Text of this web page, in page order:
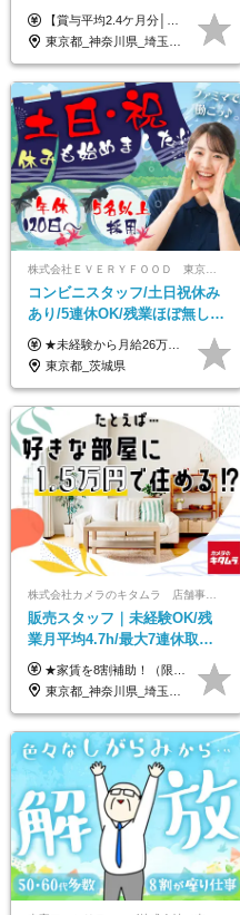
迎！◆出勤はお昼から◆平均
賞与2.4ヶ月分◆残業少なめ
【賞与平均2.4ケ月分│決算賞与も20年以上連続で支給中！】 ＜月収例＞ 月収29万円（地域限定正社員／残業代・各種手当含む） 月収26万円（契約社員／残業代・各種手当含む） ◆月給：月給258,400円～361,500円＋残業代＋各種手当 ※給与は前職での経験、スキルを考慮し、決定します ※残業代は全額支給します ※契約社員としてご入社いただく方は、賞与額に差異あり。詳細は面接でお話しします ※試用期間3ヶ月あり。条件に変更はありません ※契約社員の場合：契約期間12カ月（更新あり） ※60歳未満でご入社いただいた方も、60歳になったタイミングで雇用形態は契約社員に切り替えとなります。
東京都_神奈川県_埼玉県_千葉県_茨城県_栃木県_群馬県
株式会社ＥＶＥＲＹＦＯＯＤ 東京本社
コンビニスタッフ/土日祝休み
あり/5連休OK/残業ほぼ無し/
賞与年2回/トイレ掃除・夜勤
無し/面接1回
★未経験から月給26万円スタート！ ★毎年1回（12月）の昇給＋賞与（年2回）で給与にしっかり反映！ 月給26万円＋賞与年2回＋交通費全額支給 ※リーダー・店長昇格後は基本給2万円UP＋役職手当支給 ※経験・スキルを考慮の上、決定します ※上記金額には固定残業代（21時間分・3万7300円以上）を含みます。超過分は別途全額支給します ※試用期間3ヶ月間あり（期間中の給与・待遇に差異はありません）
東京都_茨城県
株式会社カメラのキタムラ 店舗事業部【カメラのキタムラ】
販売スタッフ｜未経験OK/残
業月平均4.7h/最大7連休取得
可/全国募集/家賃8割を会社が
負担/賞与年2回
★家賃を8割補助！（限度額は地域により異なる） ※転勤による引っ越しが発生する場合 ＝＝＝＝＝＝＝＝＝＝＝＝＝＝＝＝＝＝＝＝＝＝＝ 例えば、家賃7.5万円なら6万円は会社で負担。 あなたが支払うのは、たったの1.5万円です！ 年間では自己負担額が約72万ほどお得になります！ ＝＝＝＝＝＝＝＝＝＝＝＝＝＝＝＝＝＝＝＝＝＝＝ 月給22万8,700円～26万3,100円＋賞与年2回（初回の支給は当社規定による）＋残業手当 ＜実際の給与例＞ *24歳:月給23万4,700円＋賞与年2回（初回の支給は当社規定による）＋残業手当＋諸手当 ※上記はあくまで参考月給です。ご経歴・年齢を考慮し、当社規定により決定します ※評価により昇給あり ※残業代は別途支給あり ※試用期間2ヶ月あり（期間中の給与・待遇に差異はありません） 【実在する社員の年収モデル】 年収530万円（30歳） 年収820万円（40歳） 【入社時の想定年収】 330万円～900万円
東京都_神奈川県_埼玉県_千葉県_大阪府_愛知県_北海道_青森県_宮城県_秋田県_山形県_茨城県_群馬県_新潟県_長野県_富山県_静岡県_三重県_兵庫県_京都府_広島県_岡山県_鳥取県_山口県_徳島県_香川県_愛媛県_福岡県_熊本県_佐賀県_長崎県_大分県_宮崎県_鹿児島県